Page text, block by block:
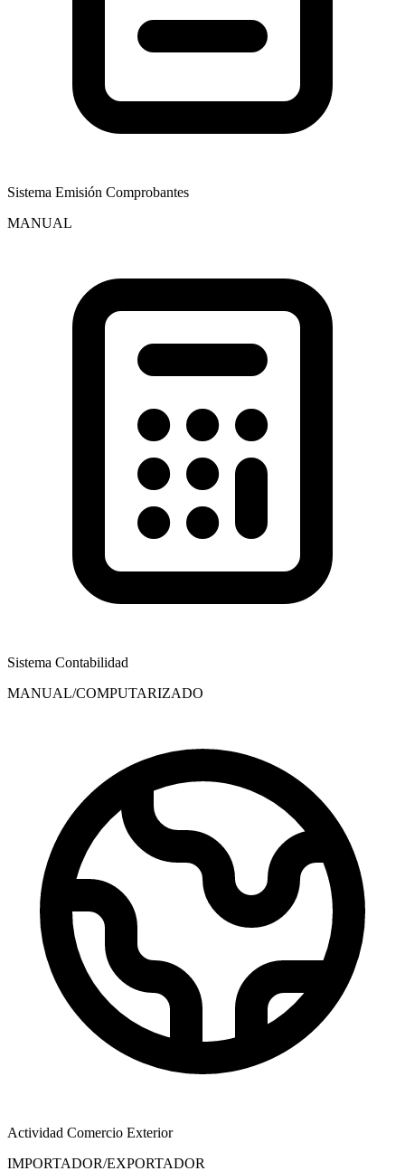
Sistema Emisión Comprobantes
MANUAL
Sistema Contabilidad
MANUAL/COMPUTARIZADO
Actividad Comercio Exterior
IMPORTADOR/EXPORTADOR